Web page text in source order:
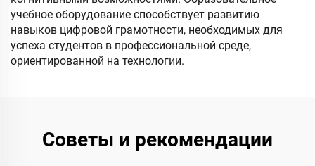
учебное оборудование способствует развитию
навыков цифровой грамотности, необходимых для
успеха студентов в профессиональной среде,
ориентированной на технологии.
Советы и рекомендации